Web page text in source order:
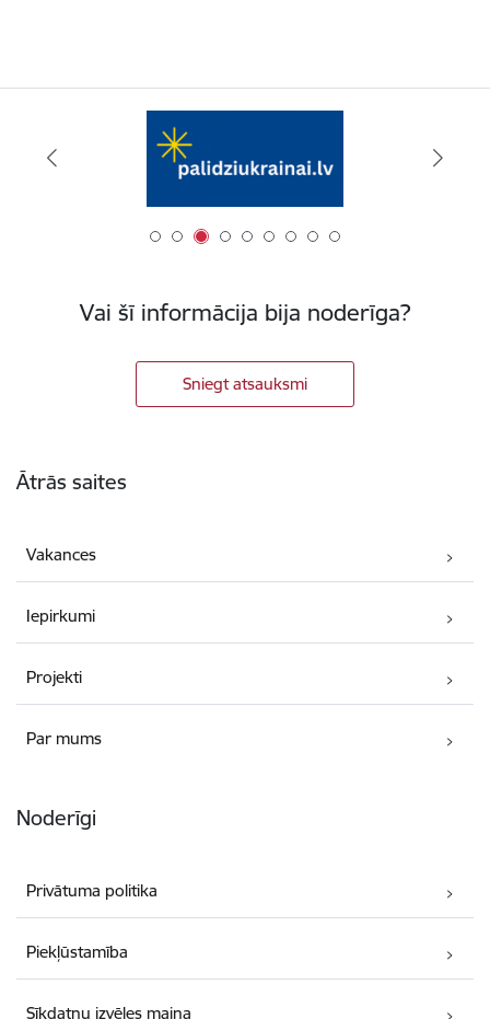
Vai šī informācija bija noderīga?
Sniegt atsauksmi
Ātrās saites
Vakances
Iepirkumi
Projekti
Par mums
Noderīgi
Privātuma politika
Piekļūstamība
Sīkdatņu izvēles maiņa